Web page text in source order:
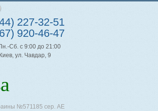
227-32-51
920-46-47
Сб. с 9:00 до 21:00
ул. Чавдар, 9
№571185 сер. АЕ